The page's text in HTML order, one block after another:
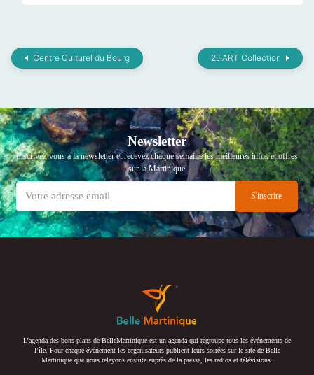
Centre Culturel du Bourg 2J.ART Collection
Newsletter
Inscrivez-vous à la newsletter et recevez chaque semaine les meilleures infos et offres
sur la Martinique
L’agenda des bons plans de BelleMartinique est un agenda qui regroupe tous les événements de
l’île. Pour chaque événement les organisateurs publient leurs soirées sur le site de Belle
Martinique que nous relayons ensuite auprès de la presse, les radios et télévisions.